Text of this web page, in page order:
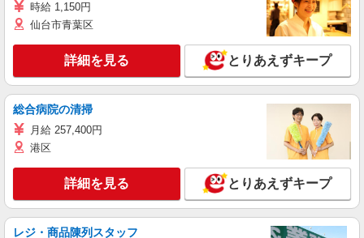
時給 1,150円
仙台市青葉区
詳細を見る とりあえずキープ
総合病院の清掃
月給 257,400円
港区
詳細を見る とりあえずキープ
レジ・商品陳列スタッフ